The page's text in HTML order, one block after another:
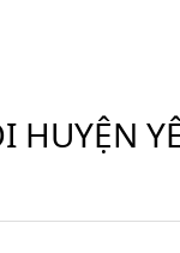
HUYỆN